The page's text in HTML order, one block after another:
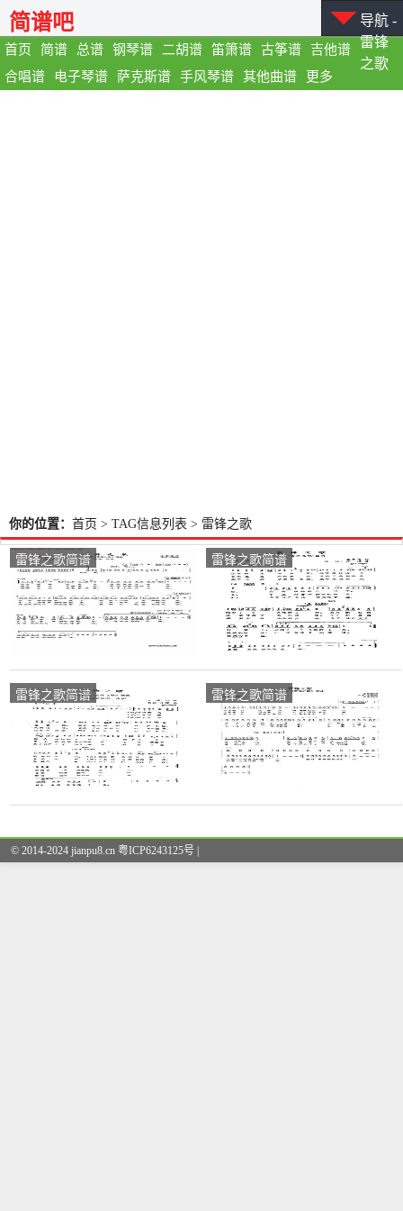
首页 简谱 总谱 钢琴谱 二胡谱 笛箫谱 古筝谱
吉他谱
合唱谱
电子琴谱 萨克斯谱 手风琴谱 其他曲谱 更多
简谱吧
导航 -
雷锋
之歌
你的位置： 首页 > TAG信息列表 > 雷锋之歌
雷锋之歌简谱 雷锋之歌简谱
雷锋之歌简谱 雷锋之歌简谱
© 2014-2024 jianpu8.cn 粤ICP6243125号 |